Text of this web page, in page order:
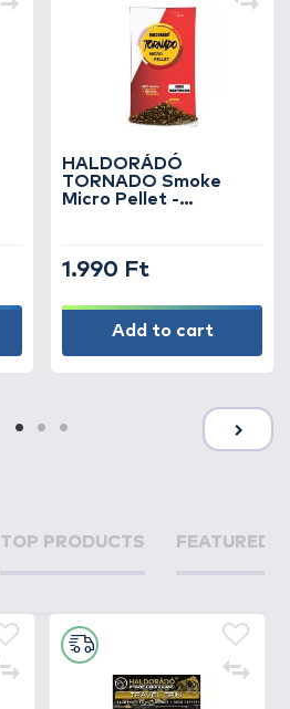
HALDORÁDÓ
TORNADO Smoke
Micro Pellet -
1.990 Ft
Add to cart
TOP PRODUCTS FEATURED